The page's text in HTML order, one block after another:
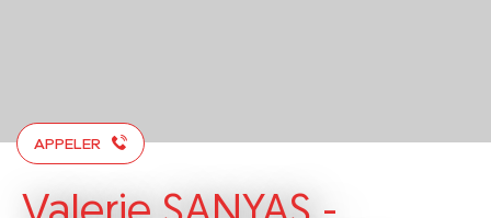
APPELER